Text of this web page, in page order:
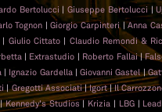
Bertolucci |Giuseppe Bertolucci |
Tognon |Giorgio Carpinteri |Anna
| Giulio Cittato| Claudio Remondi &
| Extrastudio | Roberto Fallai|
| Ignazio Gardella |Giovanni Gastel|
|Gregotti Associati|Igort|Il
Kennedy's Studios| Krizia | LBG|